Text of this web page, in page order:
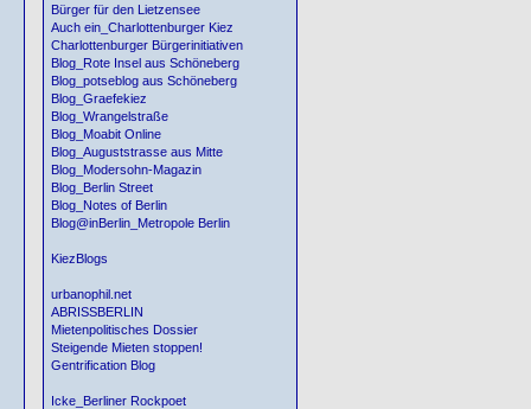
Bürger für den Lietzensee
Auch ein_Charlottenburger Kiez
Charlottenburger Bürgerinitiativen
Blog_Rote Insel aus Schöneberg
Blog_potseblog aus Schöneberg
Blog_Graefekiez
Blog_Wrangelstraße
Blog_Moabit Online
Blog_Auguststrasse aus Mitte
Blog_Modersohn-Magazin
Blog_Berlin Street
Blog_Notes of Berlin
Blog@inBerlin_Metropole Berlin
KiezBlogs
urbanophil.net
ABRISSBERLIN
Mietenpolitisches Dossier
Steigende Mieten stoppen!
Gentrification Blog
Icke_Berliner Rockpoet